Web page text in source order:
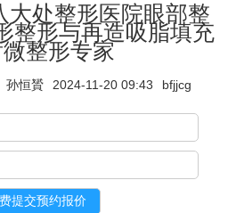
大处整形医院眼部整
整形与再造吸脂填充
整形专家
孙恒贇 2024-11-20 09:43 bfjjcg